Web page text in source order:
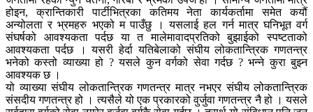
होइन, क्रान्तिकारी पार्टीभित्रका कतिमय नेता कार्यकर्तामा समेत कयौं
अन्योलता र भ्रमहरु भएको म पाउँछु । यसलाई हल गर्न मात्र घनिभूत वर्ग
संघर्षको आवश्यकता पर्दछ या त मालेमावादप्रतिको बुझाईको स्पष्टताको
आवश्यकता पर्दछ । यसरी हेर्दा यतिबेलाको संघीय लोकतान्त्रिक गणतन्त्र
भनेको कस्तो व्याख्या हो ? यसले कुन वर्गको सेवा गर्दछ ? भन्ने कुरा बुझ्न
आवश्यक छ ।
यो व्याख्या संघीय लोकतान्त्रिक गणतन्त्र मात्र नभएर संघीय लोकतान्त्रिक
संसदीय गणतन्त्र हो । त्यसैले यो एक प्रकारको वुर्जुवा गणतन्त्र नै हो । यसले